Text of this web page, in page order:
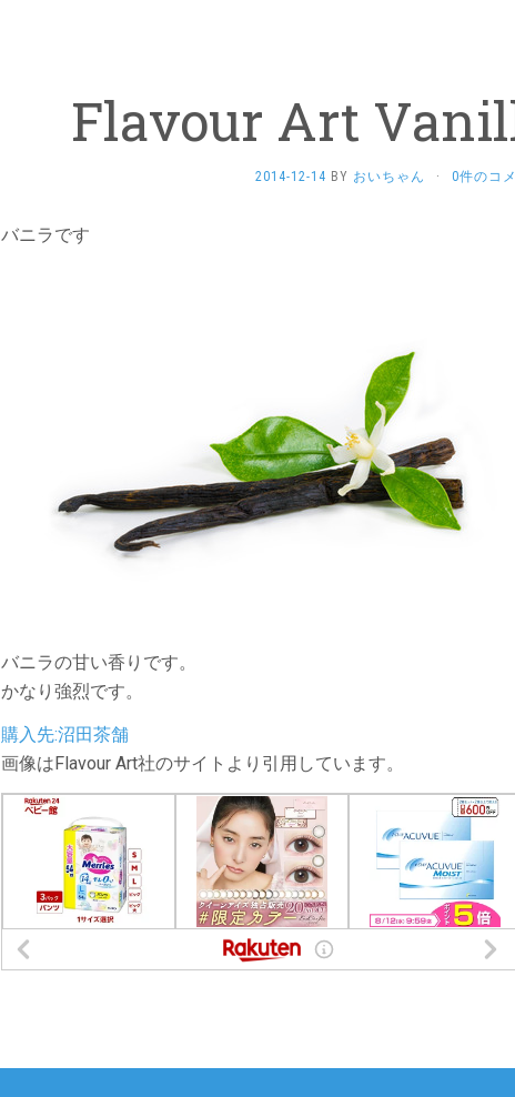
Flavour Art
2014-12-14 BY おいちゃん · 0件のコ
バニラです
バニラの甘い香りです。
かなり強烈です。
購入先:沼田茶舗
画像はFlavour Art社のサイトより引用しています。